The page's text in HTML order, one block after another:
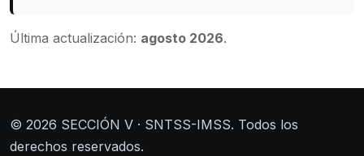
Última actualización: agosto 2026.
© 2026 SECCIÓN V · SNTSS-IMSS. Todos los
derechos reservados.